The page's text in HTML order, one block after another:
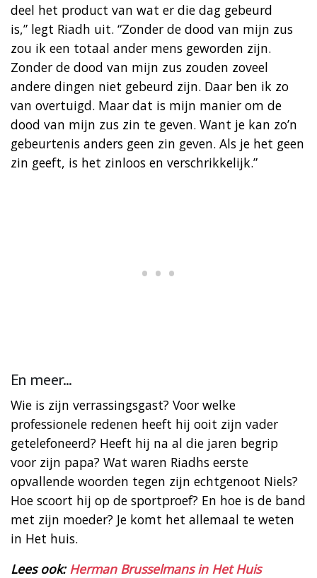
deel het product van wat er die dag gebeurd
is,” legt Riadh uit. “Zonder de dood van mijn zus
zou ik een totaal ander mens geworden zijn.
Zonder de dood van mijn zus zouden zoveel
andere dingen niet gebeurd zijn. Daar ben ik zo
van overtuigd. Maar dat is mijn manier om de
dood van mijn zus zin te geven. Want je kan zo’n
gebeurtenis anders geen zin geven. Als je het geen
zin geeft, is het zinloos en verschrikkelijk.”
En meer…
Wie is zijn verrassingsgast? Voor welke
professionele redenen heeft hij ooit zijn vader
getelefoneerd? Heeft hij na al die jaren begrip
voor zijn papa? Wat waren Riadhs eerste
opvallende woorden tegen zijn echtgenoot Niels?
Hoe scoort hij op de sportproef? En hoe is de band
met zijn moeder? Je komt het allemaal te weten
in Het huis.
Lees ook: Herman Brusselmans in Het Huis